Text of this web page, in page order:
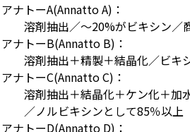
アナトーA(Annatto A)：
溶剤抽出／～20%がビキシン／
アナトーB(Annatto B)：
溶剤抽出＋精製＋結晶化／ビキ
アナトーC(Annatto C)：
溶剤抽出＋結晶化＋ケン化＋加
／ノルビキシンとして85％以上
アナトーD(Annatto D)：